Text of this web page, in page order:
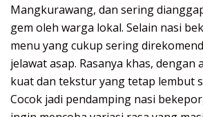
Mangkurawang, dan sering
gem oleh warga lokal. Selain nasi
menu yang cukup sering
jelawat asap. Rasanya khas, dengan
kuat dan tekstur yang tetap lembut
Cocok jadi pendamping nasi